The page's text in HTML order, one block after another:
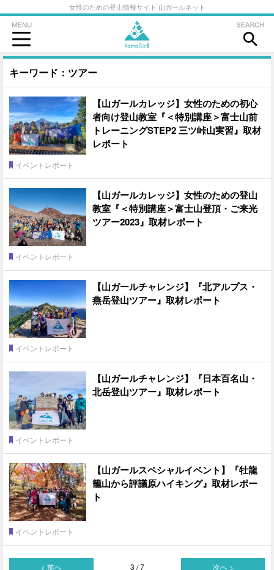
女性のための登山情報サイト 山ガールネット
キーワード：ツアー
【山ガールカレッジ】女性のための初心
者向け登山教室『＜特別講座＞富士山前
トレーニングSTEP2 三ツ峠山実習』取材
レポート
イベントレポート
【山ガールカレッジ】女性のための登山
教室『＜特別講座＞富士山登頂・ご来光
ツアー2023』取材レポート
イベントレポート
【山ガールチャレンジ】『北アルプス・
燕岳登山ツアー』取材レポート
イベントレポート
【山ガールチャレンジ】『日本百名山・
北岳登山ツアー』取材レポート
イベントレポート
【山ガールスペシャルイベント】『牡龍
籠山から評議原ハイキング』取材レポー
ト
イベントレポート
< 前へ 3 / 7 次へ >